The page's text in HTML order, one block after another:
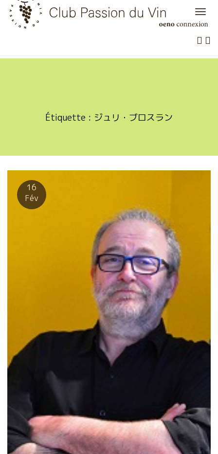
Skip
content
Étiquette : ジュリ・ブロスラン
16
Fév